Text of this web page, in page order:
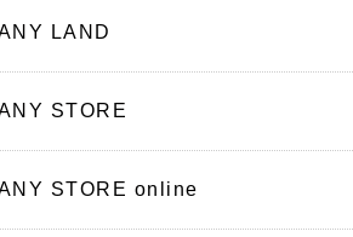
LAND
STORE
STORE online